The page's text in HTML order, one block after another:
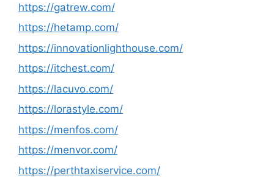
https://gatrew.com/
https://hetamp.com/
https://innovationlighthouse.com/
https://itchest.com/
https://lacuvo.com/
https://lorastyle.com/
https://menfos.com/
https://menvor.com/
https://perthtaxiservice.com/